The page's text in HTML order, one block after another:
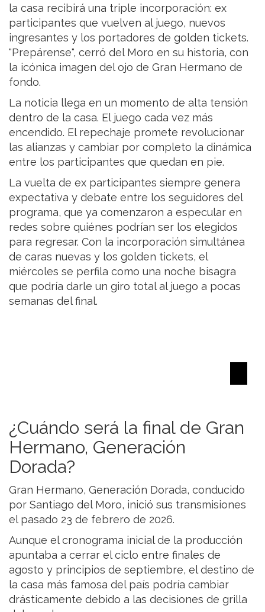
la casa recibirá una triple incorporación: ex
participantes que vuelven al juego, nuevos
ingresantes y los portadores de golden tickets.
"Prepárense", cerró del Moro en su historia, con
la icónica imagen del ojo de Gran Hermano de
fondo.
La noticia llega en un momento de alta tensión
dentro de la casa. El juego cada vez más
encendido. El repechaje promete revolucionar
las alianzas y cambiar por completo la dinámica
entre los participantes que quedan en pie.
La vuelta de ex participantes siempre genera
expectativa y debate entre los seguidores del
programa, que ya comenzaron a especular en
redes sobre quiénes podrían ser los elegidos
para regresar. Con la incorporación simultánea
de caras nuevas y los golden tickets, el
miércoles se perfila como una noche bisagra
que podría darle un giro total al juego a pocas
semanas del final.
¿Cuándo será la final de Gran
Hermano, Generación
Dorada?
Gran Hermano, Generación Dorada, conducido
por Santiago del Moro, inició sus transmisiones
el pasado 23 de febrero de 2026.
Aunque el cronograma inicial de la producción
apuntaba a cerrar el ciclo entre finales de
agosto y principios de septiembre, el destino de
la casa más famosa del país podría cambiar
drásticamente debido a las decisiones de grilla